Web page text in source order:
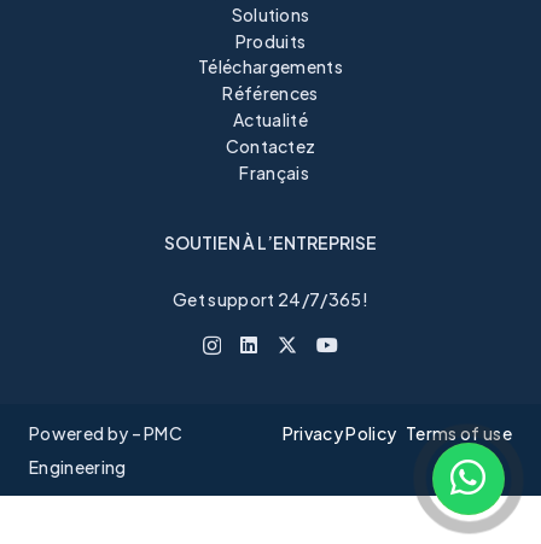
Solutions
Produits
Téléchargements
Références
Actualité
Contactez
Français
SOUTIEN À L’ENTREPRISE
Get support 24/7/365!
Powered by – PMC
Engineering
Privacy Policy Terms of use